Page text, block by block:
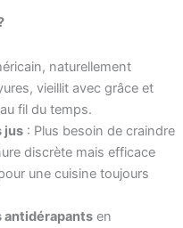
naturellement
vieillit avec grâce et
fil du temps.
jus: Plus besoin de craindre
discrète mais efficace
une cuisine toujours
antidérapantsen